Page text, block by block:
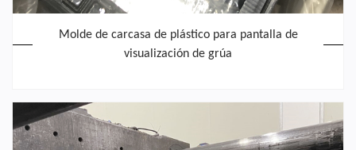
Molde de carcasa de plástico para pantalla de
visualización de grúa